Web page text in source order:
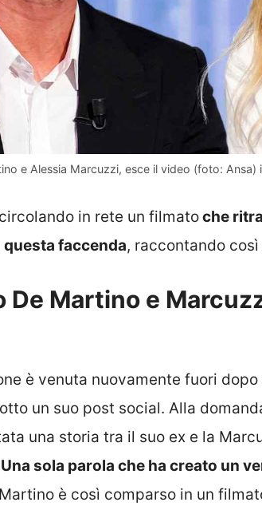
e Alessia Marcuzzi, esce il video (foto: Ansa)
in rete un filmatoche
faccenda, raccontando
De Martino e
è venuta nuovamente fuori
un suo post social. Alla
una storia tra il suo ex e la
Una sola parola che ha creato un
è così comparso in un